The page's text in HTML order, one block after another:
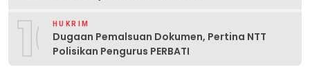
10HUKRIM
Dugaan Pemalsuan Dokumen, Pertina NTT
Polisikan Pengurus PERBATI